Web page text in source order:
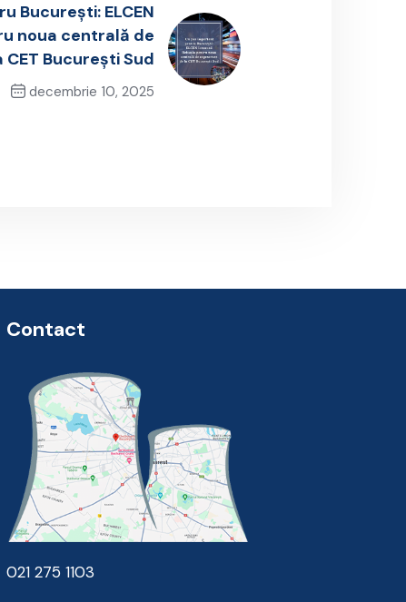
București: ELCEN
noua centrală de
București Sud
decembrie 10, 2025
Contact
021 275 1103